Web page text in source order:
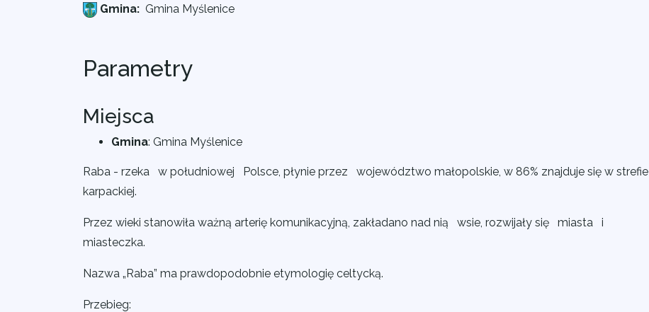
Gmina: Gmina Myślenice
Parametry
Miejsca
Gmina: Gmina Myślenice
Raba - rzeka w południowej Polsce, płynie przez województwo małopolskie, w 86% znajduje się w strefie
karpackiej.
Przez wieki stanowiła ważną arterię komunikacyjną, zakładano nad nią wsie, rozwijały się miasta i
miasteczka.
Nazwa „Raba” ma prawdopodobnie etymologię celtycką.
Przebieg: